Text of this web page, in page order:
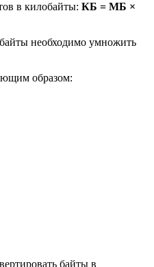
в килобайты: КБ = МБ ×
необходимо умножить
образом:
байты в